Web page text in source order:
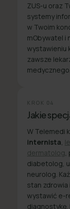
ZUS-u oraz
systemy
w Twoim
mObywatel i
wystawieniu
zawsze
medycznego.
KROK 04
Jakie
W Telemedi
internista
dermatolog
diabetolog,
neurolog.
stan
wystawić e-